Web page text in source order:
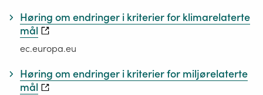
Høring om endringer i kriterier for klimarelaterte
mål
ec.europa.eu
Høring om endringer i kriterier for miljørelaterte
mål